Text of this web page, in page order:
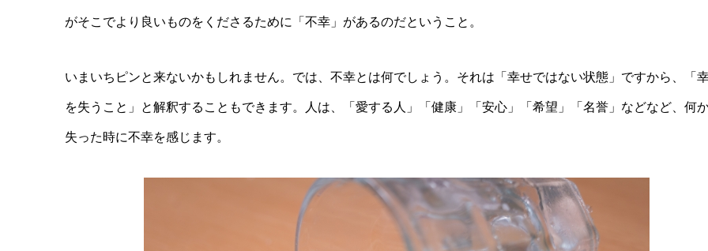
がそこでより良いものをくださるために「不幸」があるのだということ。
いまいちピンと来ないかもしれません。では、不幸とは何でしょう。それは「幸せではない状態」ですから、「
を失うこと」と解釈することもできます。人は、「愛する人」「健康」「安心」「希望」「名誉」などなど、何
失った時に不幸を感じます。